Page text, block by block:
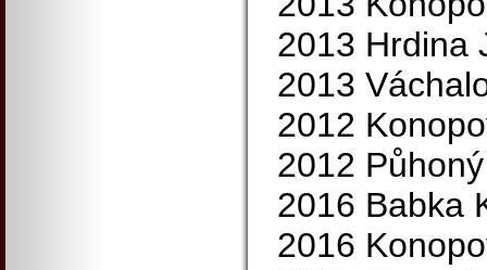
2013 Hrdina
2013
2012
2012
2016 Babka
2016